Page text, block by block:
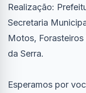
Realização:
Secretaria
Motos,
da Serra.
Esperamos por